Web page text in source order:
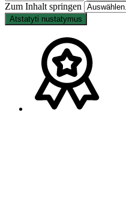
Zum Inhalt springen
Atstatyti nustatymus